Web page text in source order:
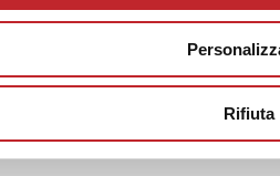
Rifiuta
- Codice fiscale e P.IVA
REA Modena 189678